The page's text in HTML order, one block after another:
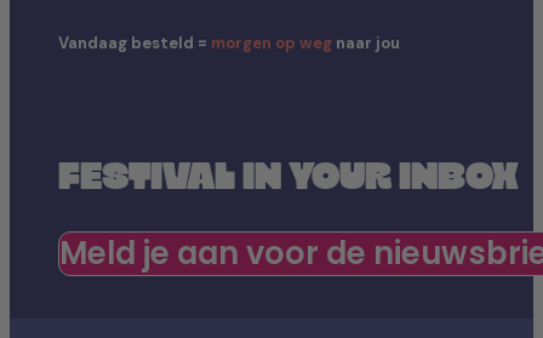
Vandaag besteld = morgen op weg naar jou
FESTIVAL IN YOUR INBOX
Meld je aan voor de